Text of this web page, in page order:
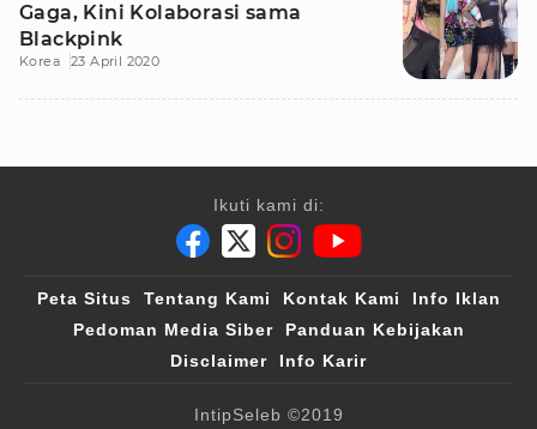
Gaga, Kini Kolaborasi sama
Blackpink
Korea 23 April 2020
Ikuti kami di:
Peta Situs Tentang Kami Kontak Kami
Info Iklan
Pedoman Media Siber
Panduan Kebijakan
Disclaimer
Info Karir
IntipSeleb ©2019